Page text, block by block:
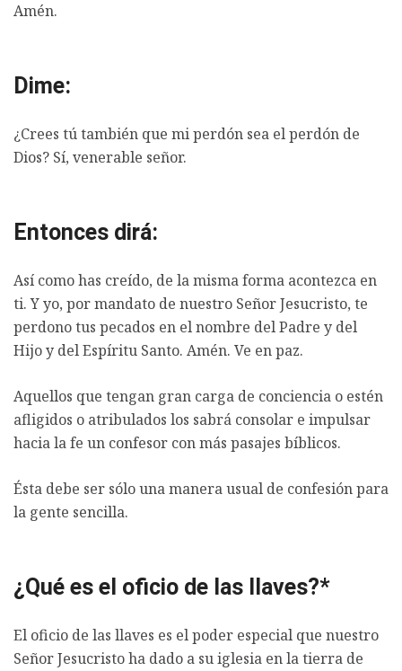
Amén.
Dime:
¿Crees tú también que mi perdón sea el perdón de
Dios? Sí, venerable señor.
Entonces dirá:
Así como has creído, de la misma forma acontezca en
ti. Y yo, por mandato de nuestro Señor Jesucristo, te
perdono tus pecados en el nombre del Padre y del
Hijo y del Espíritu Santo. Amén. Ve en paz.
Aquellos que tengan gran carga de conciencia o estén
afligidos o atribulados los sabrá consolar e impulsar
hacia la fe un confesor con más pasajes bíblicos.
Ésta debe ser sólo una manera usual de confesión para
la gente sencilla.
¿Qué es el oficio de las llaves?*
El oficio de las llaves es el poder especial que nuestro
Señor Jesucristo ha dado a su iglesia en la tierra de